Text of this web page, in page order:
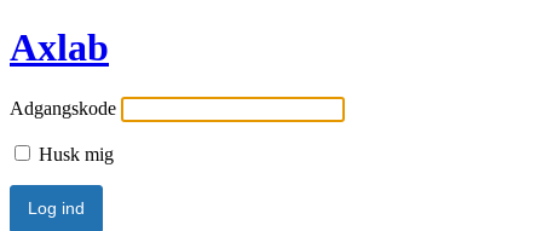
Axlab
Adgangskode
Husk mig